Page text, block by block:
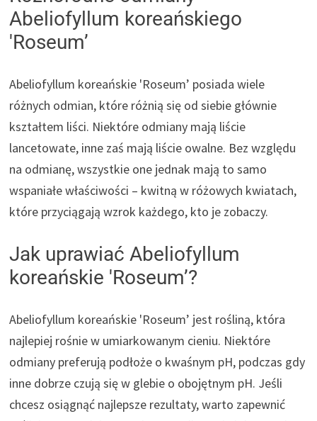
Abeliofyllum koreańskiego
'Roseum’
Abeliofyllum koreańskie 'Roseum’ posiada wiele
różnych odmian, które różnią się od siebie głównie
kształtem liści. Niektóre odmiany mają liście
lancetowate, inne zaś mają liście owalne. Bez względu
na odmianę, wszystkie one jednak mają to samo
wspaniałe właściwości – kwitną w różowych kwiatach,
które przyciągają wzrok każdego, kto je zobaczy.
Jak uprawiać Abeliofyllum
koreańskie 'Roseum’?
Abeliofyllum koreańskie 'Roseum’ jest rośliną, która
najlepiej rośnie w umiarkowanym cieniu. Niektóre
odmiany preferują podłoże o kwaśnym pH, podczas gdy
inne dobrze czują się w glebie o obojętnym pH. Jeśli
chcesz osiągnąć najlepsze rezultaty, warto zapewnić